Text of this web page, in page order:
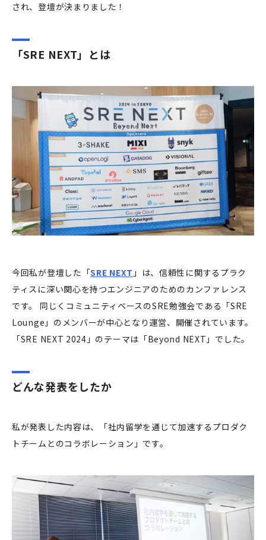
され、登壇が決まりました！
「SRE NEXT」とは
今回私が登壇した「SRE NEXT 」は、信頼性に関するプラク
ティスに深い関心を持つエンジニアのためのカンファレンス
です。 同じくコミュニティベースのSRE勉強会である「SRE
Lounge」のメンバーが中心となり運営、開催されています。
「SRE NEXT 2024」のテーマは「Beyond NEXT」でした。
どんな発表をしたか
私が発表した内容は、「社内留学を通じて加速するプロダク
トチームとのコラボレーション」です。